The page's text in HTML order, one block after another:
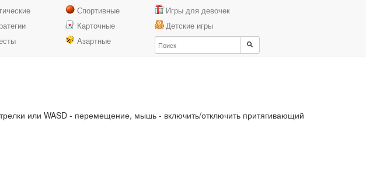
Спортивные
Карточные
Азартные
Игры для девочек
Детские игры
или WASD - перемещение, мышь - включить/отключить притягивающий